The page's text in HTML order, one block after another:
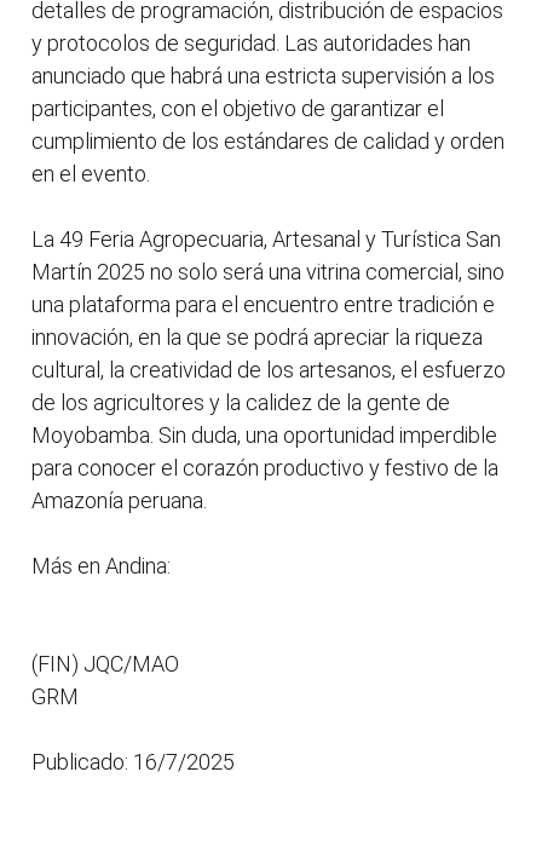
detalles de programación, distribución de espacios
y protocolos de seguridad. Las autoridades han
anunciado que habrá una estricta supervisión a los
participantes, con el objetivo de garantizar el
cumplimiento de los estándares de calidad y orden
en el evento.
La 49 Feria Agropecuaria, Artesanal y Turística San
Martín 2025 no solo será una vitrina comercial, sino
una plataforma para el encuentro entre tradición e
innovación, en la que se podrá apreciar la riqueza
cultural, la creatividad de los artesanos, el esfuerzo
de los agricultores y la calidez de la gente de
Moyobamba. Sin duda, una oportunidad imperdible
para conocer el corazón productivo y festivo de la
Amazonía peruana.
Más en Andina:
(FIN) JQC/MAO
GRM
Publicado: 16/7/2025